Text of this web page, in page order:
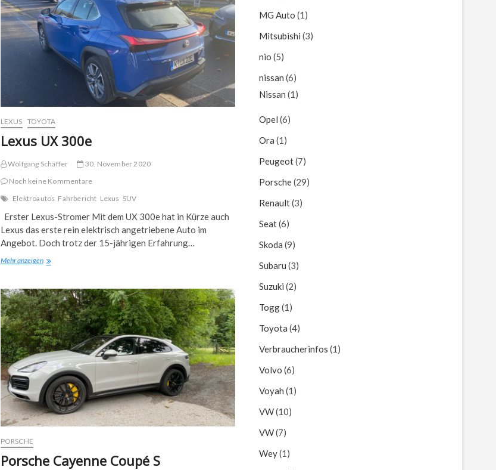
LEXUS TOYOTA
Lexus UX 300e
Wolfgang Schäffer
30. November 2020
Noch keine Kommentare
Elektroautos Fahrbericht Lexus SUV
Erster Lexus-Stromer Mit dem UX 300e hat in Kürze auch
Lexus das erste rein elektrisch angetriebene Auto im
Angebot. Doch trotz der 15-jährigen Erfahrung…
Mehr anzeigenLexus
PORSCHE
Porsche Cayenne Coupé S
MG Auto (1)
Mitsubishi (3)
nio (5)
nissan (6)
Nissan (1)
Opel (6)
Ora (1)
Peugeot(7)
Porsche(29)
Renault(3)
Seat(6)
Skoda (9)
Subaru (3)
Suzuki (2)
Togg(1)
Toyota (4)
Verbraucherinfos (1)
Volvo (6)
Voyah (1)
VW(10)
VW(7)
Wey(1)